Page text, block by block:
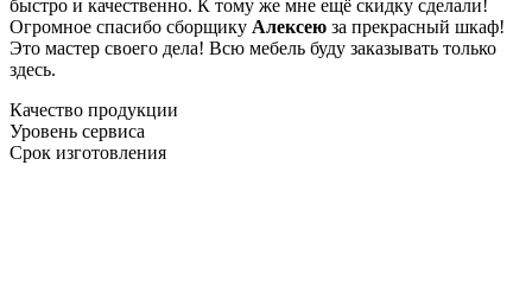
быстро и качественно. К тому же мне ещё скидку сделали!
Огромное спасибо сборщику Алексею за прекрасный шкаф!
Это мастер своего дела! Всю мебель буду заказывать только
здесь.
Качество продукции
Уровень сервиса
Срок изготовления